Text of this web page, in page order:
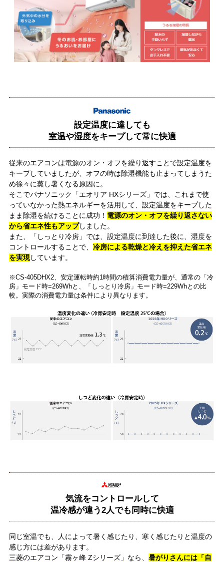
設定温度に達しても
室温や湿度をキープして常に快適
従来のエアコンは電源のオン・オフを繰り返すことで設定温度を
キープしていましたが、オフの時は除湿機能も止まってしまうた
め徐々に蒸し暑くなる原因に。
そこでパナソニック「エオリア HXシリーズ」では、これまで使
っていなかった熱エネルギーを活用して、設定温度をキープした
まま除湿を続けることに成功！ 電源のオン・オフを繰り返さない
から省エネ性もアップしました。
また、「しっとり冷房」では、設定温度に到達した後に、湿度を
コントロールすることで、 冷房による乾燥と冷えを抑えた省エネ
を実現しています。
※CS-405DHX2、安定運転時約1時間の積算消費電力量が、通常の「冷
房」モード時=269Whと、「しっとり冷房」モード時=229Whとの比
較。実際の消費電力量は条件により異なります。
気流をコントロールして
温冷感が違う2人でも同時に快適
同じ室温でも、人によって暑く感じたり、寒く感じたりと温度の
感じ方には差があります。
三菱のエアコン「霧ヶ峰 Zシリーズ」なら、 暑がりさんには「自